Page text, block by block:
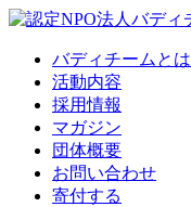
バディチームとは
活動内容
採用情報
マガジン
団体概要
お問い合わせ
寄付する